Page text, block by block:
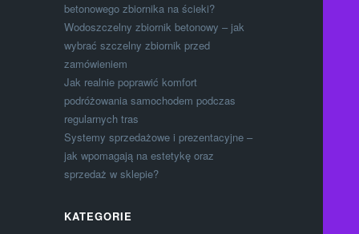
betonowego zbiornika na ścieki?
Wodoszczelny zbiornik betonowy – jak
wybrać szczelny zbiornik przed
zamówieniem
Jak realnie poprawić komfort
podróżowania samochodem podczas
regularnych tras
Systemy sprzedażowe i prezentacyjne –
jak wpomagają na estetykę oraz
sprzedaż w sklepie?
KATEGORIE